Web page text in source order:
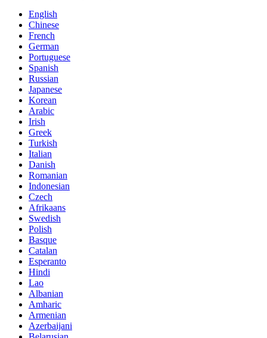
English
Chinese
French
German
Portuguese
Spanish
Russian
Japanese
Korean
Arabic
Irish
Greek
Turkish
Italian
Danish
Romanian
Indonesian
Czech
Afrikaans
Swedish
Polish
Basque
Catalan
Esperanto
Hindi
Lao
Albanian
Amharic
Armenian
Azerbaijani